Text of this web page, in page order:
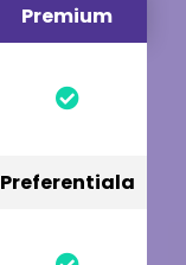
Premium
Preferentiala